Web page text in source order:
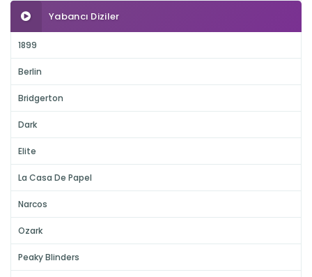
Yabancı Diziler
1899
Berlin
Bridgerton
Dark
Elite
La Casa De Papel
Narcos
Ozark
Peaky Blinders